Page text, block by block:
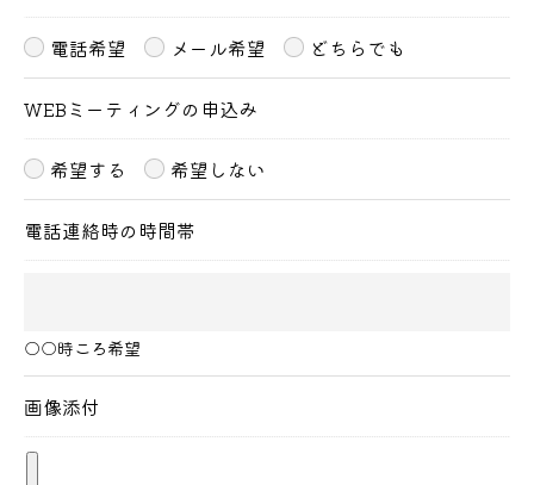
当社では、お客様の個人情報の開示･訂正･削除・利
用停止の手続を定めさせて頂いております。
ご本人である事を確認のうえ、対応させて頂きま
す。
個人情報の開示･訂正･削除・利用停止の具体的手続
きにつきましては、お電話でお問合せ下さい。
電話希望 メール希望 どちらでも
WEBミーティングの申込み
希望する 希望しない
電話連絡時の時間帯
○○時ころ希望
画像添付